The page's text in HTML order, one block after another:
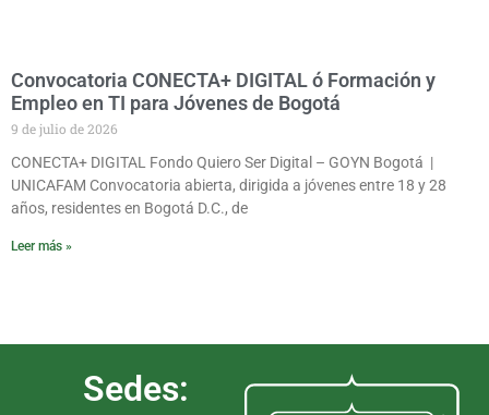
Convocatoria CONECTA+ DIGITAL ó Formación y
Empleo en TI para Jóvenes de Bogotá
9 de julio de 2026
CONECTA+ DIGITAL Fondo Quiero Ser Digital – GOYN Bogotá |
UNICAFAM Convocatoria abierta, dirigida a jóvenes entre 18 y 28
años, residentes en Bogotá D.C., de
Leer más »
Sedes: